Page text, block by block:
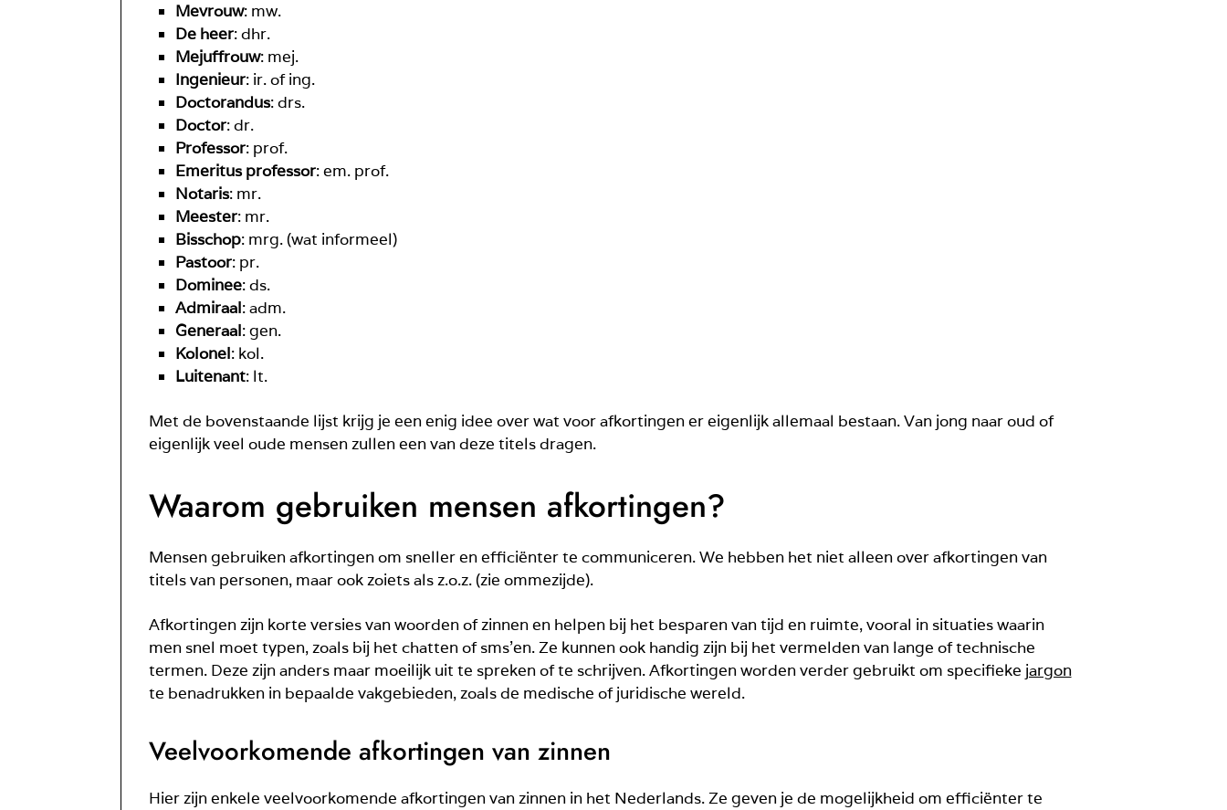
Mevrouw: mw.
De heer: dhr.
Mejuffrouw: mej.
Ingenieur: ir. of ing.
Doctorandus: drs.
Doctor: dr.
Professor: prof.
Emeritus professor: em. prof.
Notaris: mr.
Meester: mr.
Bisschop: mrg. (wat informeel)
Pastoor: pr.
Dominee: ds.
Admiraal: adm.
Generaal: gen.
Kolonel: kol.
Luitenant: lt.
Met de bovenstaande lijst krijg je een enig idee over wat voor afkortingen er eigenlijk allemaal bestaan. Van jong naar oud of
eigenlijk veel oude mensen zullen een van deze titels dragen.
Waarom gebruiken mensen afkortingen?
Mensen gebruiken afkortingen om sneller en efficiënter te communiceren. We hebben het niet alleen over afkortingen van
titels van personen, maar ook zoiets als z.o.z. (zie ommezijde).
Afkortingen zijn korte versies van woorden of zinnen en helpen bij het besparen van tijd en ruimte, vooral in situaties waarin
men snel moet typen, zoals bij het chatten of sms’en. Ze kunnen ook handig zijn bij het vermelden van lange of technische
termen. Deze zijn anders maar moeilijk uit te spreken of te schrijven. Afkortingen worden verder gebruikt om specifieke jargon
te benadrukken in bepaalde vakgebieden, zoals de medische of juridische wereld.
Veelvoorkomende afkortingen van zinnen
Hier zijn enkele veelvoorkomende afkortingen van zinnen in het Nederlands. Ze geven je de mogelijkheid om efficiënter te